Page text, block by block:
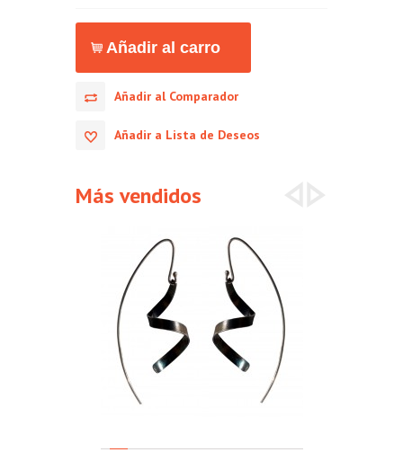
Añadir al Comparador
Añadir a Lista de Deseos
Más vendidos